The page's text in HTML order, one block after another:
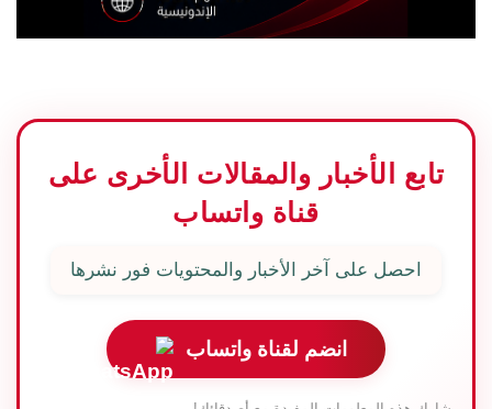
تابع الأخبار والمقالات الأخرى على
قناة واتساب
احصل على آخر الأخبار والمحتويات فور نشرها
انضم لقناة واتساب